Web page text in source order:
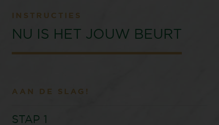
INSTRUCTIES
NU IS HET JOUW BEURT
AAN DE SLAG!